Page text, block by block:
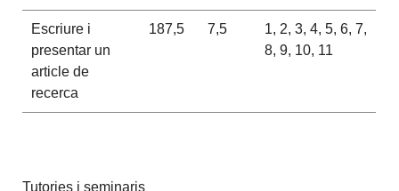
Escriure i
presentar un
article de
recerca
187,5 7,5
1, 2, 3, 4, 5, 6, 7,
8, 9, 10, 11
Tutories i seminaris